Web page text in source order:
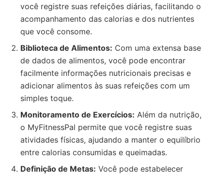
você registre suas refeições diárias, facilitando o
acompanhamento das calorias e dos nutrientes
que você consome.
Biblioteca de Alimentos: Com uma extensa base
de dados de alimentos, você pode encontrar
facilmente informações nutricionais precisas e
adicionar alimentos às suas refeições com um
simples toque.
Monitoramento de Exercícios: Além da nutrição,
o MyFitnessPal permite que você registre suas
atividades físicas, ajudando a manter o equilíbrio
entre calorias consumidas e queimadas.
Definição de Metas: Você pode estabelecer